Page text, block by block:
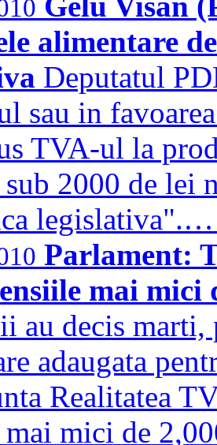
alimentare
Deputatul
sau in
TVA-ul la
2000 de lei
Parlament:
mai mici
au decis
adaugata
Realitatea
mici de